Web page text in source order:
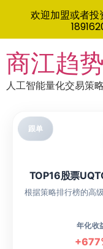
to
content
商江趋势
人工智能量化交易策略
跟单
TOP16股票
根据策略排行榜的高
年化收
欢迎加盟或者